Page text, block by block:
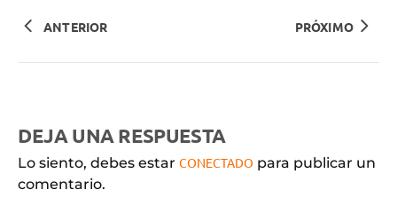
ANTERIOR PRÓXIMO
DEJA UNA RESPUESTA
Lo siento, debes estar CONECTADO para publicar un
comentario.